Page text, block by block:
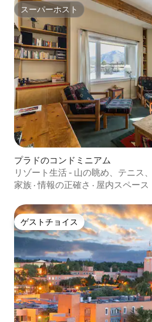
スーパーホスト
スーパーホスト
プラドのコンドミニアム
リゾート生活 - 山の眺め、テニス
家族 ·情報の正確さ · 屋内スペース
ゲストチョイス
ゲストチョイス